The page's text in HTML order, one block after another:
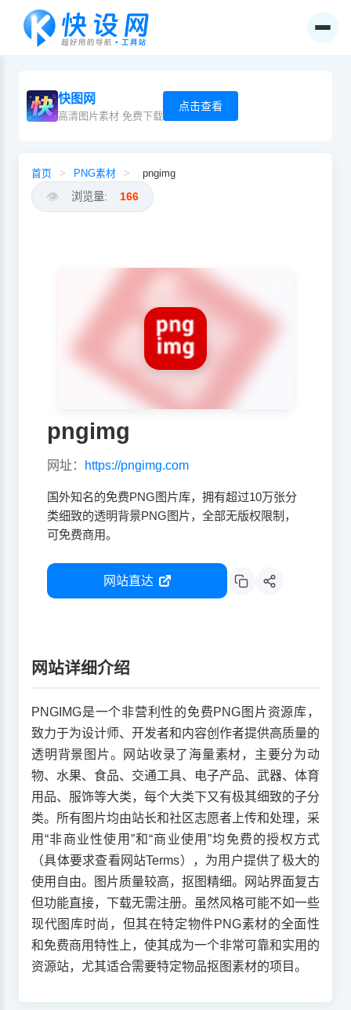
快图网
高清图片素材 免费下载
点击查看
首页 > PNG素材 > pngimg
👁️ 浏览量: 166
pngimg
网址： https://pngimg.com
国外知名的免费PNG图片库，拥有超过10万张分
类细致的透明背景PNG图片，全部无版权限制，
可免费商用。
网站直达
网站详细介绍
PNGIMG是一个非营利性的免费PNG图片资源库，
致力于为设计师、开发者和内容创作者提供高质量的
透明背景图片。网站收录了海量素材，主要分为动
物、水果、食品、交通工具、电子产品、武器、体育
用品、服饰等大类，每个大类下又有极其细致的子分
类。所有图片均由站长和社区志愿者上传和处理，采
用“非商业性使用”和“商业使用”均免费的授权方式
（具体要求查看网站Terms），为用户提供了极大的
使用自由。图片质量较高，抠图精细。网站界面复古
但功能直接，下载无需注册。虽然风格可能不如一些
现代图库时尚，但其在特定物件PNG素材的全面性
和免费商用特性上，使其成为一个非常可靠和实用的
资源站，尤其适合需要特定物品抠图素材的项目。